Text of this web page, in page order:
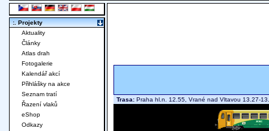
Trasa: Praha hl.n. 12.55, Vrané nad Vltavou 13.27-
:. Projekty
Aktuality
Články
Atlas drah
Fotogalerie
Kalendář akcí
Přihlášky na akce
Seznam tratí
Řazení vlaků
eShop
Odkazy